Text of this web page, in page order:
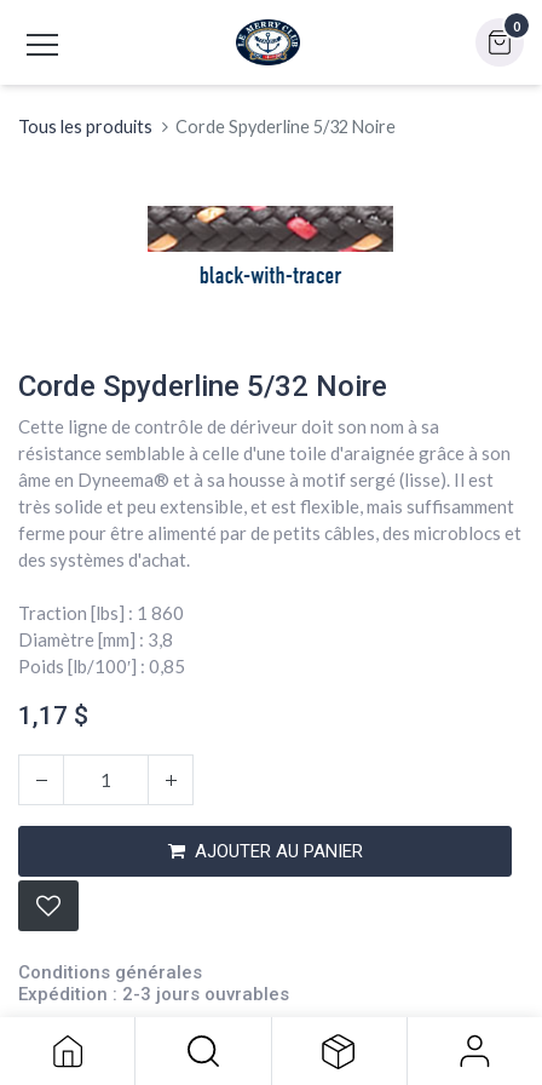
0
Tous les produits Corde Spyderline 5/32 Noire
Corde Spyderline 5/32 Noire
Cette ligne de contrôle de dériveur doit son nom à sa
résistance semblable à celle d'une toile d'araignée grâce à son
âme en Dyneema® et à sa housse à motif sergé (lisse). Il est
très solide et peu extensible, et est flexible, mais suffisamment
ferme pour être alimenté par de petits câbles, des microblocs et
des systèmes d'achat.
Traction [lbs] : 1 860
Diamètre [mm] : 3,8
Poids [lb/100′] : 0,85
1,17 $
AJOUTER AU PANIER
Conditions générales
Expédition : 2-3 jours ouvrables
1,17 $